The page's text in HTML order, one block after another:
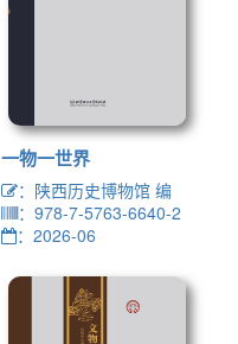
一物一世界
：陕西历史博物馆 编
：978-7-5763-6640-2
：2026-06